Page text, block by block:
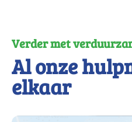
Verder met
Al onze
elkaar